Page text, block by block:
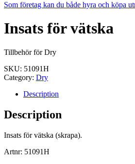
Som företag kan du både hyra och köpa
Insats för vätska
Tillbehör för Dry
SKU: 51091H
Category: Dry
Description
Description
Insats för vätska (skrapa).
Artnr: 51091H